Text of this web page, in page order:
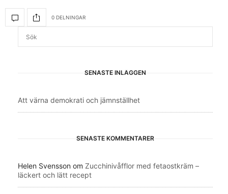
0 DELNINGAR
SENASTE INLÄGGEN
Att värna demokrati och jämnställhet
SENASTE KOMMENTARER
Helen Svensson om Zucchinivåfflor med fetaostkräm –
läckert och lätt recept